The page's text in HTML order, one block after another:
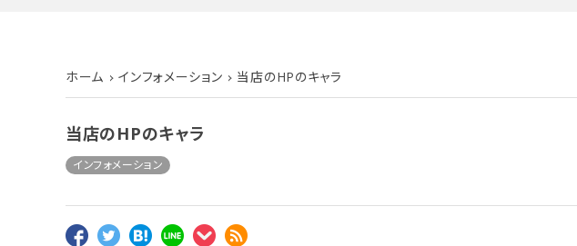
ホーム インフォメーション 当店のHPのキャラ
当店のHPのキャラ
インフォメーション